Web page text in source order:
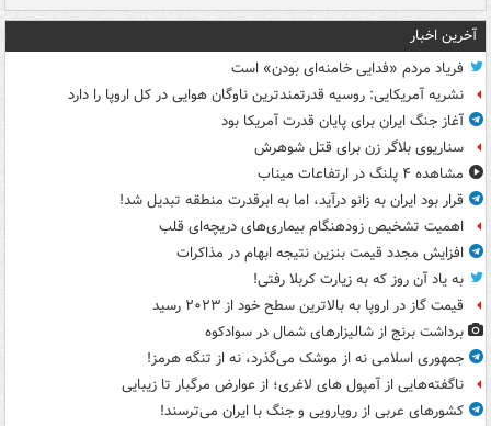
آخرین اخبار
فریاد مردم «فدایی خامنه‌ای بودن» است
نشریه آمریکایی: روسیه قدرتمندترین ناوگان هوایی در کل اروپا را دارد
آغاز جنگ ایران برای پایان قدرت آمریکا بود
سناریوی بلاگر زن برای قتل شوهرش
مشاهده ۴ پلنگ در ارتفاعات میناب
قرار بود ایران به زانو درآید، اما به ابرقدرت منطقه تبدیل شد!
اهمیت تشخیص زودهنگام بیماری‌های دریچه‌ای قلب
افزایش مجدد قیمت بنزین نتیجه ابهام در مذاکرات
به یاد آن روز که به زیارت کربلا رفتی!
قیمت گاز در اروپا به بالاترین سطح خود از ۲۰۲۳ رسید
برداشت برنج از شالیزارهای شمال در سوادکوه
جمهوری اسلامی نه از موشک می‌گذرد، نه از تنگه هرمز!
ناگفته‌هایی از آمپول های لاغری؛ از عوارض مرگبار تا زیبایی
کشورهای عربی از رویارویی و جنگ با ایران می‌ترسند!